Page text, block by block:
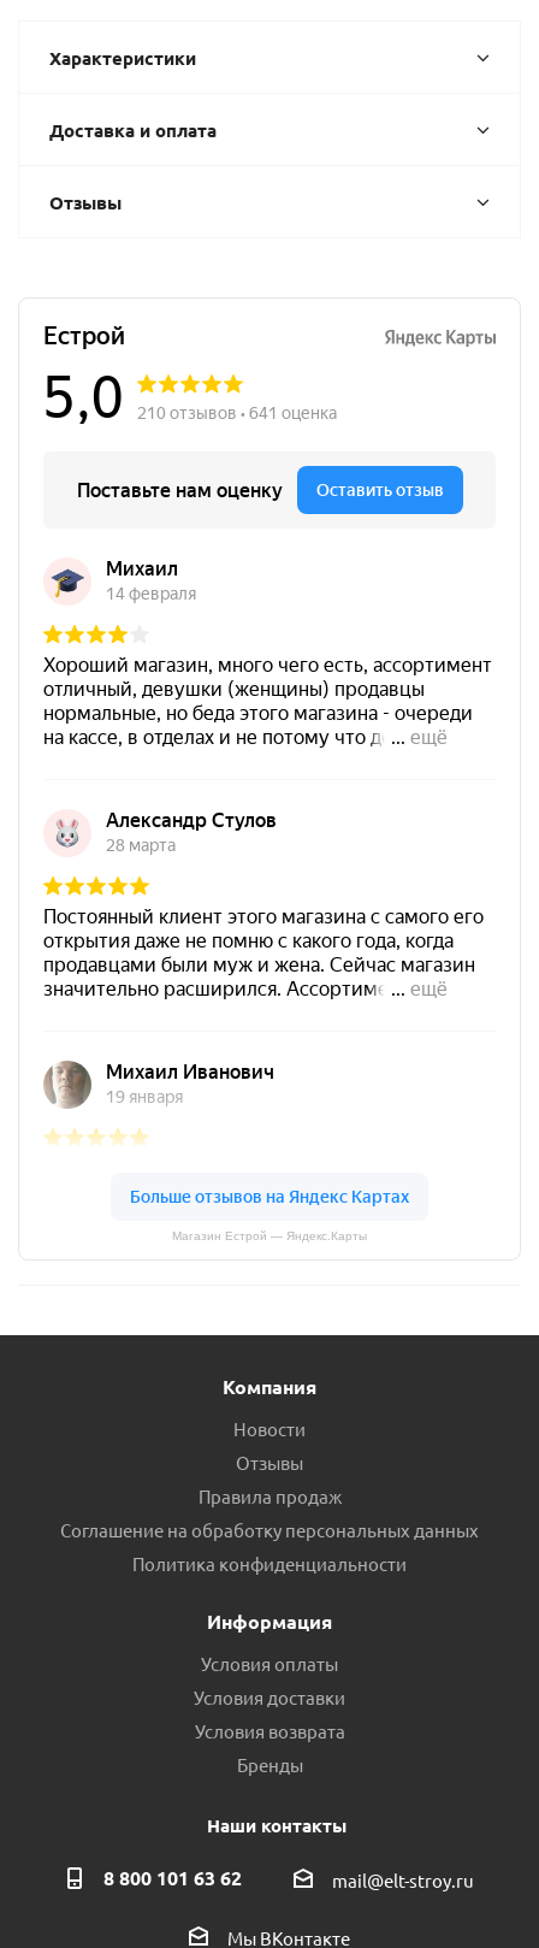
Характеристики
Доставка и оплата
Отзывы
Магазин Естрой — Яндекс.Карты
Компания
Новости
Отзывы
Правила продаж
Соглашение на обработку персональных данных
Политика конфиденциальности
Информация
Условия оплаты
Условия доставки
Условия возврата
Бренды
Наши контакты
8 800 101 63 62 mail@elt-stroy.ru
Мы ВКонтакте